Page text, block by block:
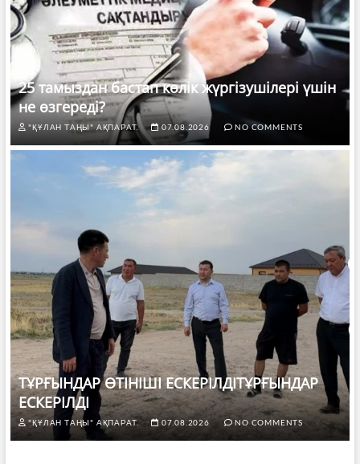
25 тамыздан бастап көлік жүргізушілері үшін
не өзгереді?
"ҚҰЛАН ТАҢЫ" АҚПАРАТ. 07.08.2026 NO COMMENTS
ТҰРҒЫНДАР ӨТІНІШІ ЕСКЕРІЛДІТҰРҒЫНДАР
ЕСКЕРІЛДІ
"ҚҰЛАН ТАҢЫ" АҚПАРАТ. 07.08.2026 NO COMMENTS